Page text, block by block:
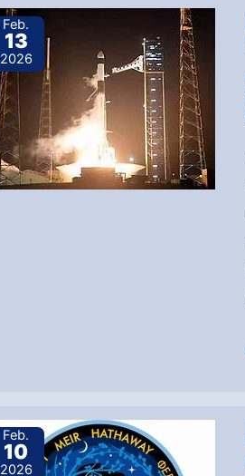
Feb.
13
2026
Feb.
10
2026